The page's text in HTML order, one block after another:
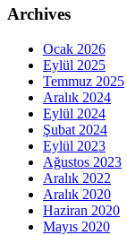
Archives
Ocak 2026
Eylül 2025
Temmuz 2025
Aralık 2024
Eylül 2024
Şubat 2024
Eylül 2023
Ağustos 2023
Aralık 2022
Aralık 2020
Haziran 2020
Mayıs 2020